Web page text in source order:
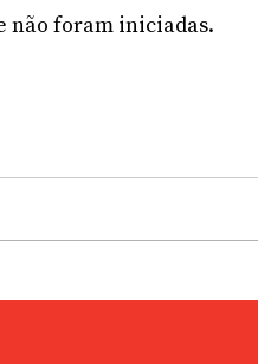
não foram iniciadas.